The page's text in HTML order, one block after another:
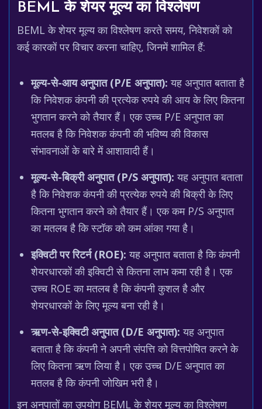
BEML के शेयर मूल्य का विश्लेषण
BEML के शेयर मूल्य का विश्लेषण करते समय, निवेशकों को
कई कारकों पर विचार करना चाहिए, जिनमें शामिल हैं:
मूल्य-से-आय अनुपात (P/E अनुपात): यह अनुपात बताता है
कि निवेशक कंपनी की प्रत्येक रुपये की आय के लिए कितना
भुगतान करने को तैयार हैं। एक उच्च P/E अनुपात का
मतलब है कि निवेशक कंपनी की भविष्य की विकास
संभावनाओं के बारे में आशावादी हैं।
मूल्य-से-बिक्री अनुपात (P/S अनुपात): यह अनुपात बताता
है कि निवेशक कंपनी की प्रत्येक रुपये की बिक्री के लिए
कितना भुगतान करने को तैयार हैं। एक कम P/S अनुपात
का मतलब है कि स्टॉक को कम आंका गया है।
इक्विटी पर रिटर्न (ROE): यह अनुपात बताता है कि कंपनी
शेयरधारकों की इक्विटी से कितना लाभ कमा रही है। एक
उच्च ROE का मतलब है कि कंपनी कुशल है और
शेयरधारकों के लिए मूल्य बना रही है।
ऋण-से-इक्विटी अनुपात (D/E अनुपात): यह अनुपात
बताता है कि कंपनी ने अपनी संपत्ति को वित्तपोषित करने के
लिए कितना ऋण लिया है। एक उच्च D/E अनुपात का
मतलब है कि कंपनी जोखिम भरी है।
इन अनुपातों का उपयोग BEML के शेयर मूल्य का विश्लेषण